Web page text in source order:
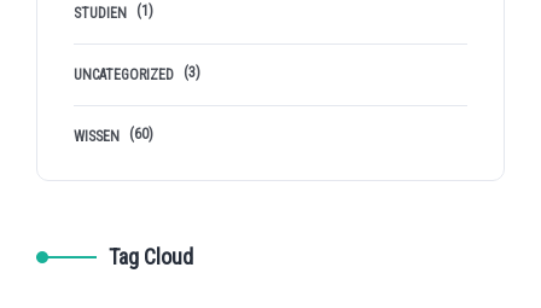
STUDIEN (1)
UNCATEGORIZED (3)
WISSEN (60)
Tag Cloud